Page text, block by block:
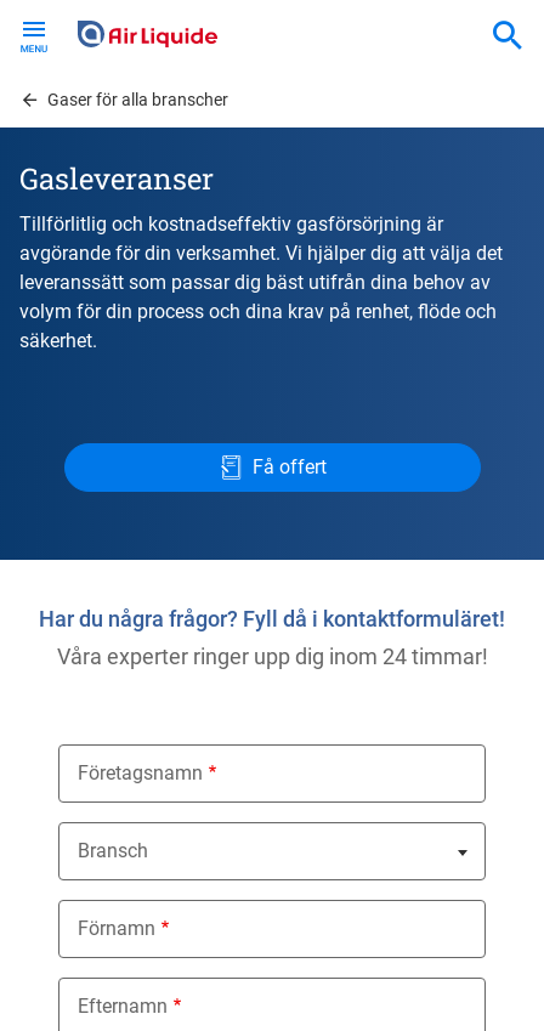
contentGaser för alla branscher
Gasleveranser
Tillförlitlig och kostnadseffektiv gasförsörjning är
avgörande för din verksamhet. Vi hjälper dig att välja det
leveranssätt som passar dig bäst utifrån dina behov av
volym för din process och dina krav på renhet, flöde och
säkerhet.
Få offert
Har du några frågor? Fyll då i kontaktformuläret!
Våra experter ringer upp dig inom 24 timmar!
Företagsnamn
Bransch
Nothing selected
Förnamn
Efternamn